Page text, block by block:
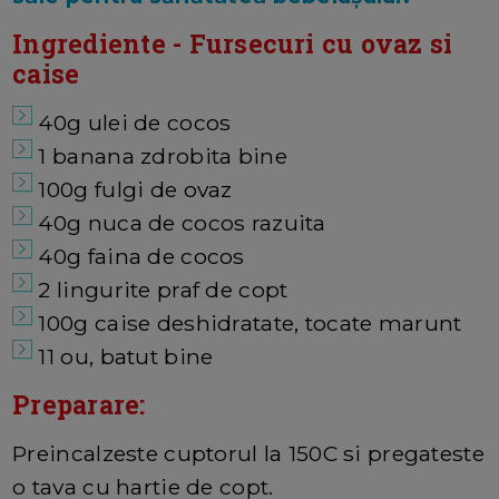
Ingrediente - Fursecuri cu ovaz si
caise
40g ulei de cocos
1 banana zdrobita bine
100g fulgi de ovaz
40g nuca de cocos razuita
40g faina de cocos
2 lingurite praf de copt
100g caise deshidratate, tocate marunt
11 ou, batut bine
Preparare:
Preincalzeste cuptorul la 150C si pregateste
o tava cu hartie de copt.